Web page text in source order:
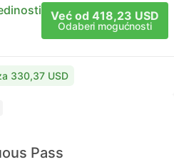
Već od 418,23 USD
Odaberi mogućnosti
330,37 USD
Pass